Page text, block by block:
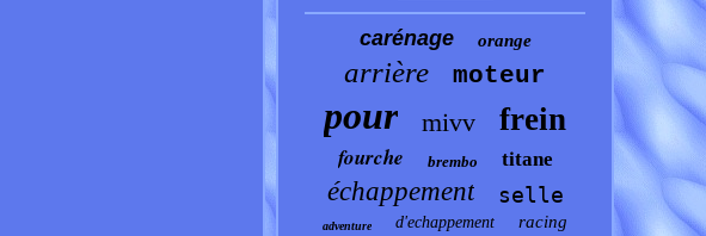
carénage orange
arrière moteur
pour mivv frein
fourche brembo titane
échappement selle
adventure d'echappement racing